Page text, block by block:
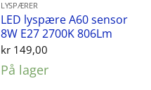
LYSPÆRER
LED lyspære A60 sensor
8W E27 2700K 806Lm
kr149,00
På lager